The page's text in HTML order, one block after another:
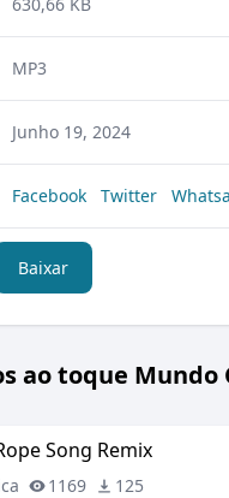
MP3
Junho 19, 2024
Facebook Twitter
Baixar
ao toque Mundo
Song Remix
1169 125